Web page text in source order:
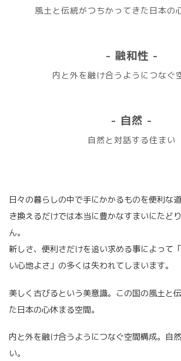
風土と伝統がつちかってきた日本の
- 融和性 -
内と外を融け合うようにつなぐ
- 自然 -
自然と対話する住まい
日々の暮らしの中で手にかかるものを便利な
き換えるだけでは本当に豊かなすまいにたど
ん。
新しさ、便利さだけを追い求める事によって
い心地よさ」の多くは失われてしまいます。
美しく古びるという美意識。この国の風土と
た日本の心休まる空間。
内と外を融け合うようにつなぐ空間構成。自
い。